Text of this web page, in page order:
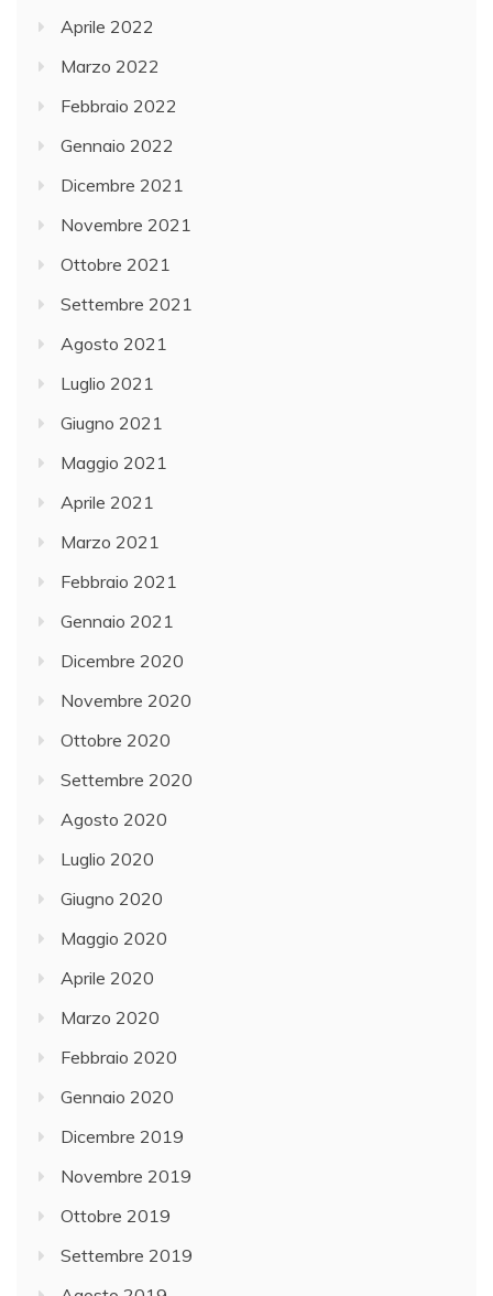
Aprile 2022
Marzo 2022
Febbraio 2022
Gennaio 2022
Dicembre 2021
Novembre 2021
Ottobre 2021
Settembre 2021
Agosto 2021
Luglio 2021
Giugno 2021
Maggio 2021
Aprile 2021
Marzo 2021
Febbraio 2021
Gennaio 2021
Dicembre 2020
Novembre 2020
Ottobre 2020
Settembre 2020
Agosto 2020
Luglio 2020
Giugno 2020
Maggio 2020
Aprile 2020
Marzo 2020
Febbraio 2020
Gennaio 2020
Dicembre 2019
Novembre 2019
Ottobre 2019
Settembre 2019